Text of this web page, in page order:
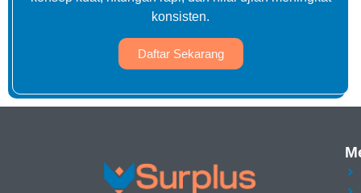
konsisten.
Daftar Sekarang